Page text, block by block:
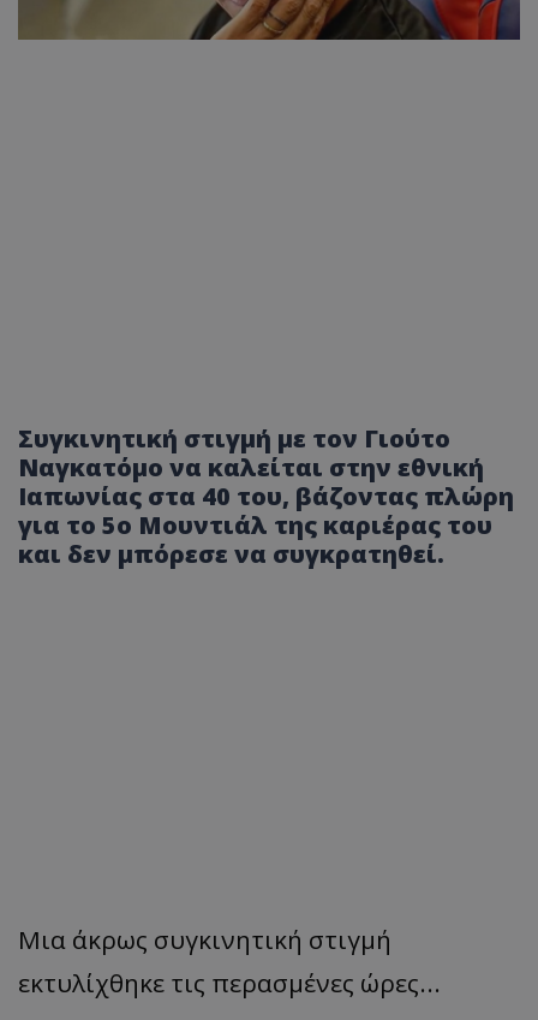
Συγκινητική στιγμή με τον Γιούτο
Ναγκατόμο να καλείται στην εθνική
Ιαπωνίας στα 40 του, βάζοντας πλώρη
για το 5ο Μουντιάλ της καριέρας του
και δεν μπόρεσε να συγκρατηθεί.
Μια άκρως συγκινητική στιγμή
εκτυλίχθηκε τις περασμένες ώρες...